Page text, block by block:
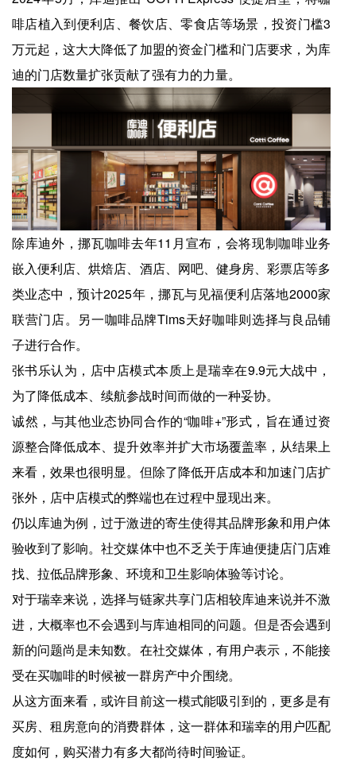
啡店植入到便利店、餐饮店、零食店等场景，投资门槛3
万元起，这大大降低了加盟的资金门槛和门店要求，为库
迪的门店数量扩张贡献了强有力的力量。
除库迪外，挪瓦咖啡去年11月宣布，会将现制咖啡业务
嵌入便利店、烘焙店、酒店、网吧、健身房、彩票店等多
类业态中，预计2025年，挪瓦与见福便利店落地2000家
联营门店。另一咖啡品牌Tims天好咖啡则选择与良品铺
子进行合作。
张书乐认为，店中店模式本质上是瑞幸在9.9元大战中，
为了降低成本、续航参战时间而做的一种妥协。
诚然，与其他业态协同合作的“咖啡+”形式，旨在通过资
源整合降低成本、提升效率并扩大市场覆盖率，从结果上
来看，效果也很明显。但除了降低开店成本和加速门店扩
张外，店中店模式的弊端也在过程中显现出来。
仍以库迪为例，过于激进的寄生使得其品牌形象和用户体
验收到了影响。社交媒体中也不乏关于库迪便捷店门店难
找、拉低品牌形象、环境和卫生影响体验等讨论。
对于瑞幸来说，选择与链家共享门店相较库迪来说并不激
进，大概率也不会遇到与库迪相同的问题。但是否会遇到
新的问题尚是未知数。在社交媒体，有用户表示，不能接
受在买咖啡的时候被一群房产中介围绕。
从这方面来看，或许目前这一模式能吸引到的，更多是有
买房、租房意向的消费群体，这一群体和瑞幸的用户匹配
度如何，购买潜力有多大都尚待时间验证。